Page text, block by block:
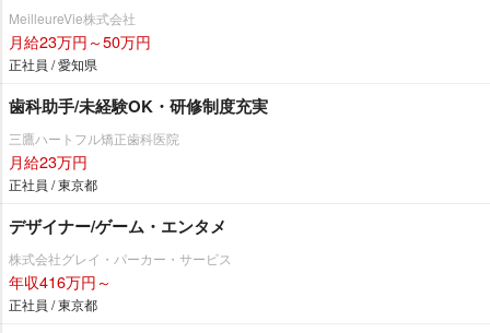
MeilleureVie株式会社
月給23万円～50万円
正社員 / 愛知県
歯科助手/未経験OK・研修制度充実
三鷹ハートフル矯正歯科医院
月給23万円
正社員 / 東京都
デザイナー/ゲーム・エンタメ
株式会社グレイ・パーカー・サービス
年収416万円～
正社員 / 東京都